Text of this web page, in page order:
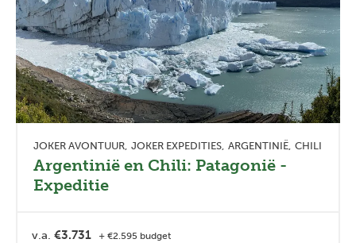
JOKER AVONTUUR JOKER EXPEDITIES ARGENTINIË CHILI
Argentinië en Chili: Patagonië -
Expeditie
v.a. €3.731 + €2.595 budget